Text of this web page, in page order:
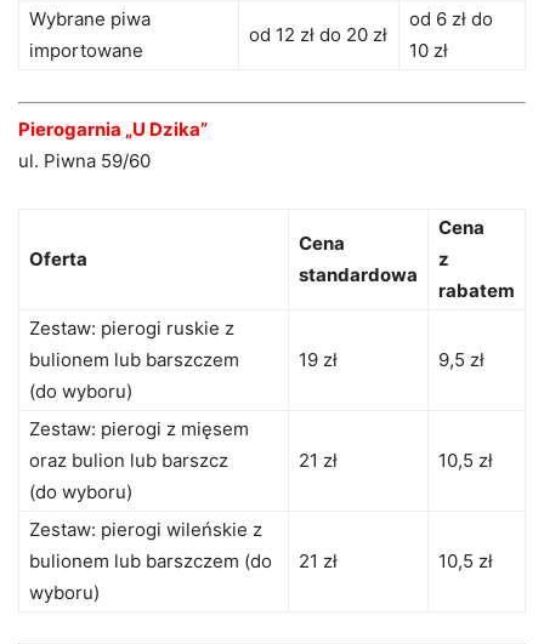
Wybrane piwa
importowane
od 12 zł do 20 zł
od 6 zł do
10 zł
Pierogarnia „U Dzika”
ul. Piwna 59/60
Oferta
Cena
standardowa
Cena
z
rabatem
Zestaw: pierogi ruskie z
bulionem lub barszczem
(do wyboru)
19 zł 9,5 zł
Zestaw: pierogi z mięsem
oraz bulion lub barszcz
(do wyboru)
21 zł 10,5 zł
Zestaw: pierogi wileńskie z
bulionem lub barszczem (do
wyboru)
21 zł 10,5 zł